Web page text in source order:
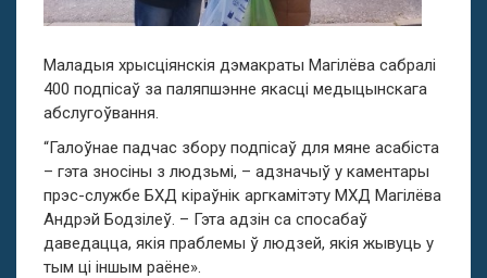
Маладыя хрысціянскія дэмакраты Магілёва сабралі
400 подпісаў за паляпшэнне якасці медыцынскага
абслугоўвання.
“Галоўнае падчас збору подпісаў для мяне асабіста
– гэта зносіны з людзьмі, – адзначыў у каментары
прэс-службе БХД кіраўнік аргкамітэту МХД Магілёва
Андрэй Бодзілеў. – Гэта адзін са спосабаў
даведацца, якія праблемы ў людзей, якія жывуць у
тым ці іншым раёне».